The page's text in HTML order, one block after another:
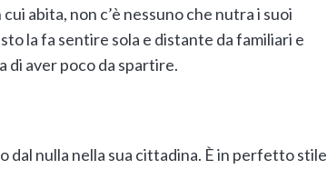
abita, non c’è nessuno che nutra i suoi
la fa sentire sola e distante da familiari e
di aver poco da spartire.
dal nulla nella sua cittadina. È in perfetto stile